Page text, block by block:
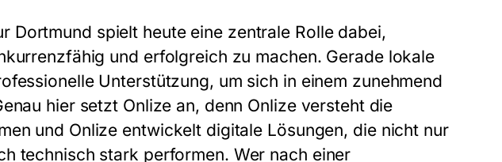
Dortmund spielt heute eine zentrale Rolle dabei,
und erfolgreich zu machen. Gerade lokale
Unterstützung, um sich in einem zunehmend
hier setzt Onlize an, denn Onlize versteht die
und Onlize entwickelt digitale Lösungen, die nicht nur
technisch stark performen. Wer nach einer